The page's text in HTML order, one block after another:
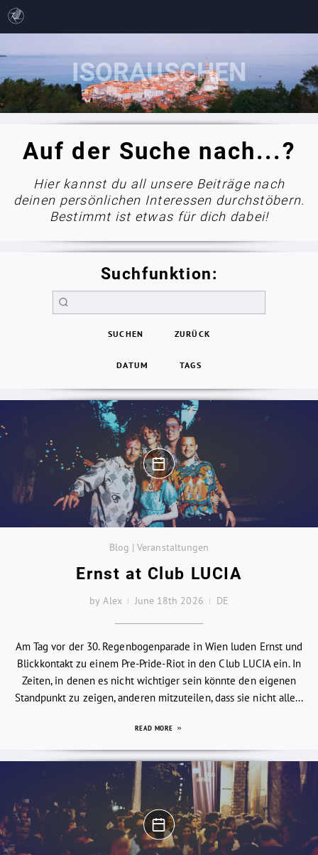
Auf der Suche nach...?
Hier kannst du all unsere Beiträge nach
deinen persönlichen Interessen durchstöbern.
Bestimmt ist etwas für dich dabei!
Suchfunktion:
SUCHEN ZURÜCK
DATUM TAGS
Blog | Veranstaltungen
Ernst at Club LUCIA
by Alex June 18th 2026 DE
Am Tag vor der 30. Regenbogenparade in Wien luden Ernst und
Blickkontakt zu einem Pre-Pride-Riot in den Club LUCIA ein. In
Zeiten, in denen es nicht wichtiger sein könnte den eigenen
Standpunkt zu zeigen, anderen mitzuteilen, dass sie nicht alle...
READ MORE